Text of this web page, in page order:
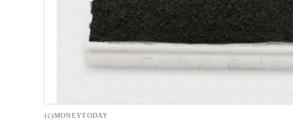
(c)MONEYTODAY